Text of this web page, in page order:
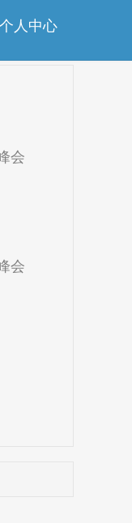
个人中心
学院
会
会